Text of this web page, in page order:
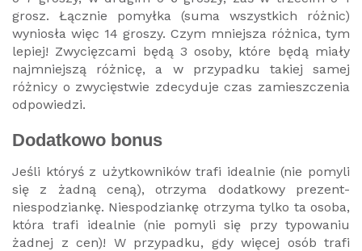
grosz. Łącznie pomyłka (suma wszystkich różnic)
wyniosła więc 14 groszy. Czym mniejsza różnica, tym
lepiej! Zwycięzcami będą 3 osoby, które będą miały
najmniejszą różnicę, a w przypadku takiej samej
różnicy o zwycięstwie zdecyduje czas zamieszczenia
odpowiedzi.
Dodatkowo bonus
Jeśli któryś z użytkowników trafi idealnie (nie pomyli
się z żadną ceną), otrzyma dodatkowy prezent-
niespodziankę. Niespodziankę otrzyma tylko ta osoba,
która trafi idealnie (nie pomyli się przy typowaniu
żadnej z cen)! W przypadku, gdy więcej osób trafi